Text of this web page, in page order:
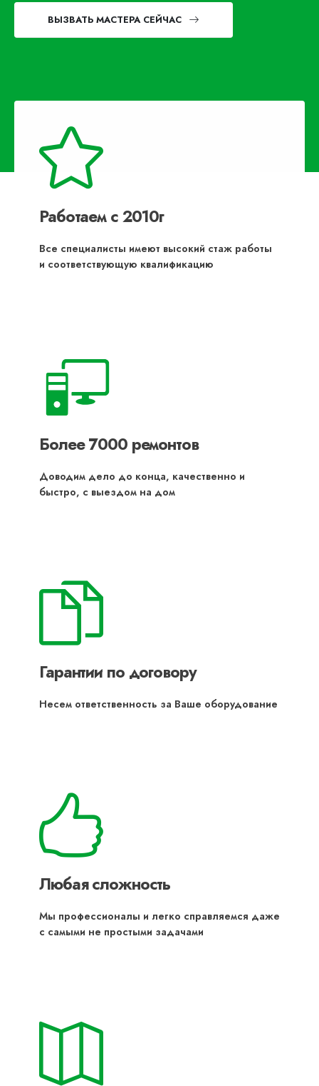
ВЫЗВАТЬ МАСТЕРА СЕЙЧАС
Работаем с 2010г
Все специалисты имеют высокий стаж работы
и соответствующую квалификацию
Более 7000 ремонтов
Доводим дело до конца, качественно и
быстро, с выездом на дом
Гарантии по договору
Несем ответственность за Ваше оборудование
Любая сложность
Мы профессионалы и легко справляемся даже
с самыми не простыми задачами